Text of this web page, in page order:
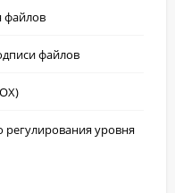
файлов
уровня